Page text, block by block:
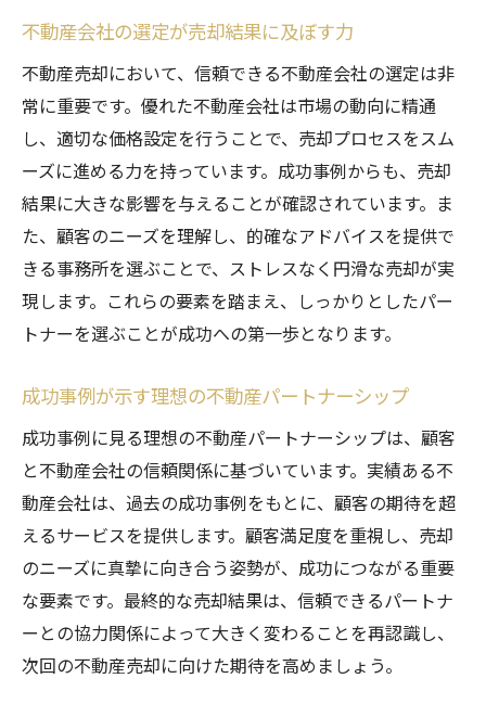
不動産会社の選定が売却結果に及ぼす力
不動産売却において、信頼できる不動産会社の選定は非
常に重要です。優れた不動産会社は市場の動向に精通
し、適切な価格設定を行うことで、売却プロセスをスム
ーズに進める力を持っています。成功事例からも、売却
結果に大きな影響を与えることが確認されています。ま
た、顧客のニーズを理解し、的確なアドバイスを提供で
きる事務所を選ぶことで、ストレスなく円滑な売却が実
現します。これらの要素を踏まえ、しっかりとしたパー
トナーを選ぶことが成功への第一歩となります。
成功事例が示す理想の不動産パートナーシップ
成功事例に見る理想の不動産パートナーシップは、顧客
と不動産会社の信頼関係に基づいています。実績ある不
動産会社は、過去の成功事例をもとに、顧客の期待を超
えるサービスを提供します。顧客満足度を重視し、売却
のニーズに真摯に向き合う姿勢が、成功につながる重要
な要素です。最終的な売却結果は、信頼できるパートナ
ーとの協力関係によって大きく変わることを再認識し、
次回の不動産売却に向けた期待を高めましょう。